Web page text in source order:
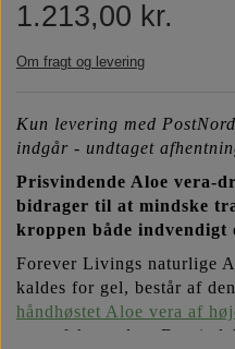
FAQ
FAQ om
1.213,00 kr.
Om fragt og levering
Kun levering med
indgår - undtaget
Prisvindende Aloe vera-
bidrager til at mindske
kroppen både indvendigt
Forever Livings naturlige
kaldes for gel, består af
håndhøstet Aloe vera af
er perfekt moden. Den